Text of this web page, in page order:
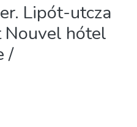
Lipót-utcza
Nouvel hótel
/